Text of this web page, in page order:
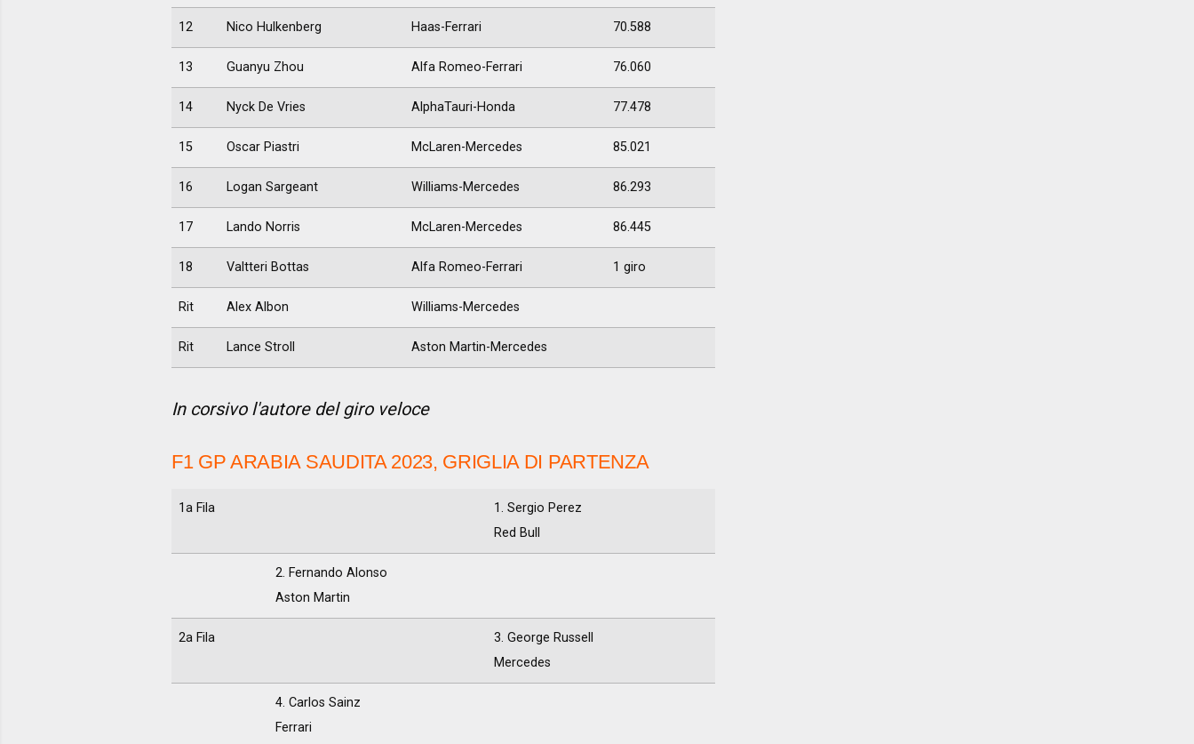
12 Nico Hulkenberg Haas-Ferrari 70.588
13 Guanyu Zhou Alfa Romeo-Ferrari 76.060
14 Nyck De Vries AlphaTauri-Honda 77.478
15 Oscar Piastri McLaren-Mercedes 85.021
16 Logan Sargeant Williams-Mercedes 86.293
17 Lando Norris McLaren-Mercedes 86.445
18 Valtteri Bottas Alfa Romeo-Ferrari 1 giro
Rit Alex Albon Williams-Mercedes
Rit Lance Stroll Aston Martin-Mercedes
In corsivo l'autore del giro veloce
F1 GP ARABIA SAUDITA 2023, GRIGLIA DI PARTENZA
1a Fila
1. Sergio Perez
Red Bull
2. Fernando Alonso
Aston Martin
2a Fila
3. George Russell
Mercedes
4. Carlos Sainz
Ferrari